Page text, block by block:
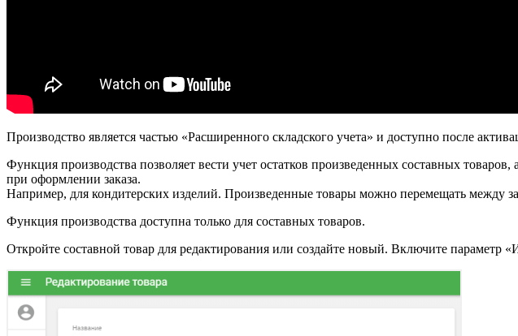
Производство является частью «Расширенного складского учета» и доступно после
Функция производства позволяет вести учет остатков произведенных составных
при оформлении заказа.
Например, для кондитерских изделий. Произведенные товары можно перемещать между
Функция производства доступна только для составных товаров.
Откройте составной товар для редактирования или создайте новый. Включите параметр